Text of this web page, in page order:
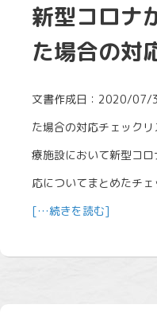
新型コロナ
た場合の対
文書作成日：2020/07/
た場合の対応チェック
療施設において新型コ
応についてまとめたチ
[…続きを読む]